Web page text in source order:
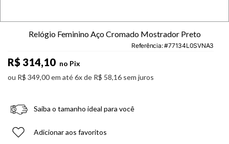
Relógio Feminino Aço Cromado Mostrador Preto
Referência: 77134L0SVNA3
R$ 314,10 no Pix
ou R$ 349,00em até6x de R$ 58,16 sem juros
Saiba o tamanho ideal para você
Adicionar aos favoritos